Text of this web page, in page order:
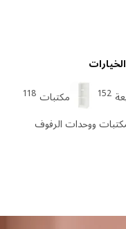
152 مكتبات 118
ووحدات الرفوف